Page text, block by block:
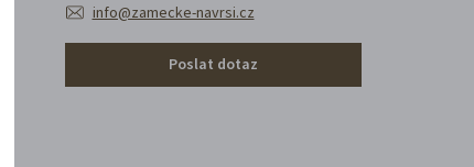
info@zamecke-navrsi.cz
Poslat dotaz